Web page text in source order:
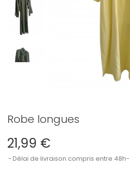
Robe longues
21,99 €
Délai de livraison compris entre